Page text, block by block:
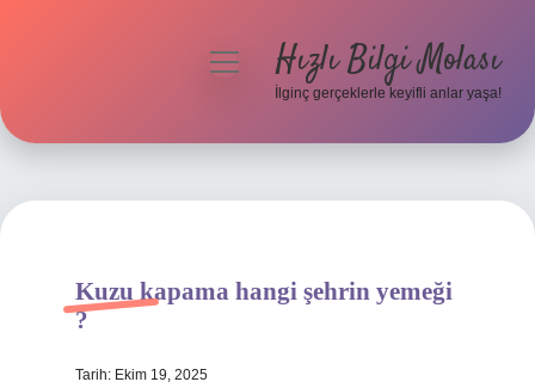
Hakkımızda
menüyüHızlı Bilgi Molası
İlginç gerçeklerle keyifli anlar yaşa!
Kuzu kapama hangi şehrin yemeği
?
Tarih: Ekim 19, 2025